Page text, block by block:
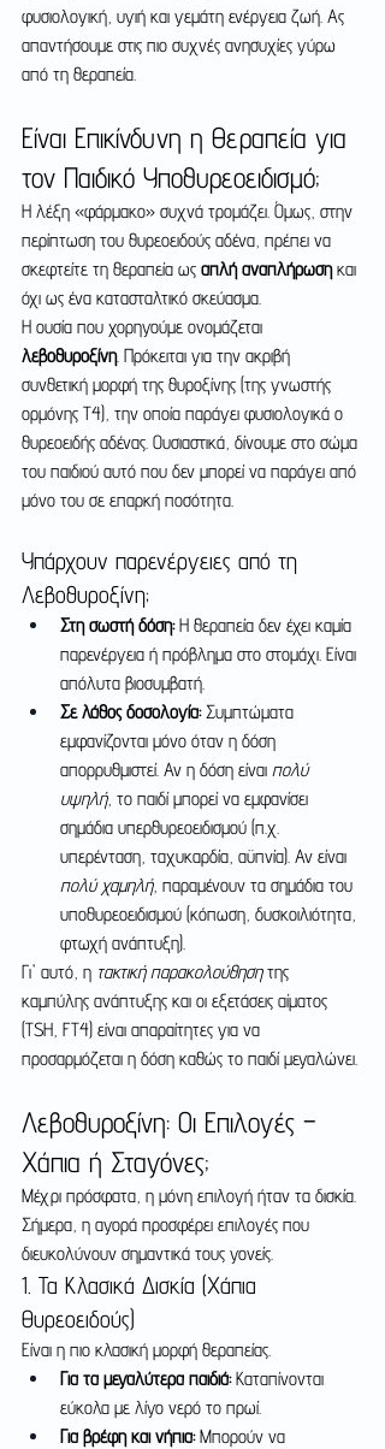
φυσιολογική, υγιή και γεμάτη ενέργεια ζωή. Ας
απαντήσουμε στις πιο συχνές ανησυχίες γύρω
από τη θεραπεία.
Είναι Επικίνδυνη η Θεραπεία για
τον Παιδικό Υποθυρεοειδισμό;
Η λέξη «φάρμακο» συχνά τρομάζει. Όμως, στην
περίπτωση του θυρεοειδούς αδένα, πρέπει να
σκεφτείτε τη θεραπεία ως απλή αναπλήρωση και
όχι ως ένα κατασταλτικό σκεύασμα.
Η ουσία που χορηγούμε ονομάζεται
λεβοθυροξίνη. Πρόκειται για την ακριβή
συνθετική μορφή της θυροξίνης (της γνωστής
ορμόνης Τ4), την οποία παράγει φυσιολογικά ο
θυρεοειδής αδένας. Ουσιαστικά, δίνουμε στο σώμα
του παιδιού αυτό που δεν μπορεί να παράγει από
μόνο του σε επαρκή ποσότητα.
Υπάρχουν παρενέργειες από τη
Λεβοθυροξίνη;
Στη σωστή δόση: Η θεραπεία δεν έχει καμία
παρενέργεια ή πρόβλημα στο στομάχι. Είναι
απόλυτα βιοσυμβατή.
Σε λάθος δοσολογία: Συμπτώματα
εμφανίζονται μόνο όταν η δόση
απορρυθμιστεί. Αν η δόση είναι πολύ
υψηλή, το παιδί μπορεί να εμφανίσει
σημάδια υπερθυρεοειδισμού (π.χ.
υπερένταση, ταχυκαρδία, αϋπνία). Αν είναι
πολύ χαμηλή, παραμένουν τα σημάδια του
υποθυρεοειδισμού (κόπωση, δυσκοιλιότητα,
φτωχή ανάπτυξη).
Γι' αυτό, η τακτική παρακολούθηση της
καμπύλης ανάπτυξης και οι εξετάσεις αίματος
(TSH, FT4) είναι απαραίτητες για να
προσαρμόζεται η δόση καθώς το παιδί μεγαλώνει.
Λεβοθυροξίνη: Οι Επιλογές –
Χάπια ή Σταγόνες;
Μέχρι πρόσφατα, η μόνη επιλογή ήταν τα δισκία.
Σήμερα, η αγορά προσφέρει επιλογές που
διευκολύνουν σημαντικά τους γονείς.
1. Τα Κλασικά Δισκία (Χάπια
Θυρεοειδούς)
Είναι η πιο κλασική μορφή θεραπείας.
Για τα μεγαλύτερα παιδιά: Καταπίνονται
εύκολα με λίγο νερό το πρωί.
Για βρέφη και νήπια: Μπορούν να